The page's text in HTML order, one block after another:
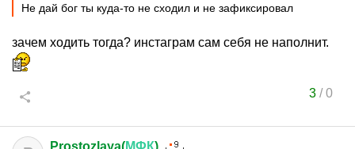
Не дай бог ты куда-то не сходил и не зафиксировал
зачем ходить тогда? инстаграм сам себя не наполнит.
3/0
Prostozlaya(МФК)